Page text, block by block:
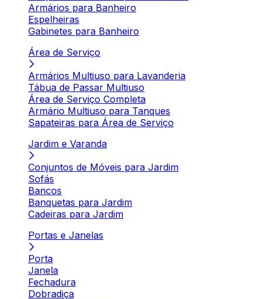
Armários para Banheiro
Espelheiras
Gabinetes para Banheiro
Área de Serviço
Armários Multiuso para Lavanderia
Tábua de Passar Multiuso
Área de Serviço Completa
Armário Multiuso para Tanques
Sapateiras para Área de Serviço
Jardim e Varanda
Conjuntos de Móveis para Jardim
Sofás
Bancos
Banquetas para Jardim
Cadeiras para Jardim
Portas e Janelas
Porta
Janela
Fechadura
Dobradiça